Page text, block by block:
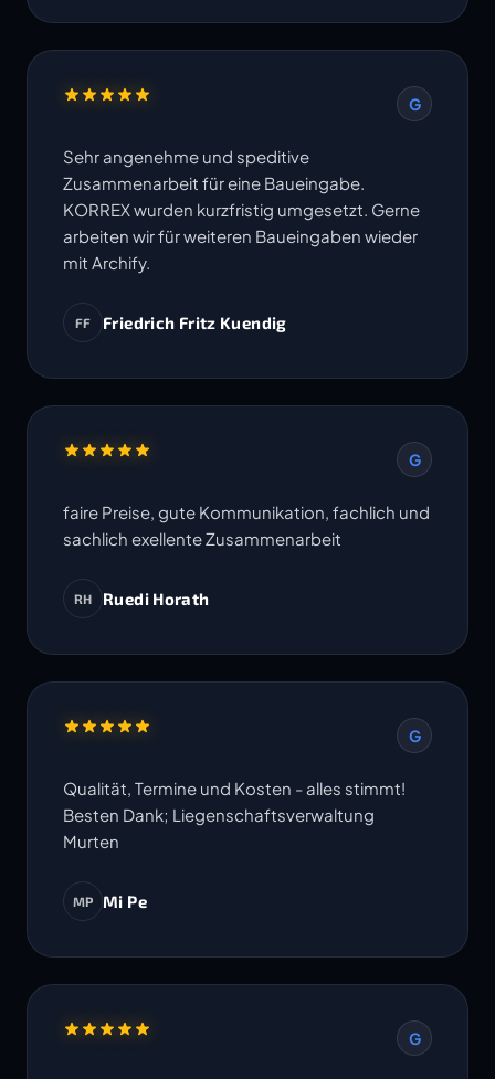
G
Sehr angenehme und speditive
Zusammenarbeit für eine Baueingabe.
KORREX wurden kurzfristig umgesetzt. Gerne
arbeiten wir für weiteren Baueingaben wieder
mit Archify.
FF Friedrich Fritz Kuendig
G
faire Preise, gute Kommunikation, fachlich und
sachlich exellente Zusammenarbeit
RH Ruedi Horath
G
Qualität, Termine und Kosten - alles stimmt!
Besten Dank; Liegenschaftsverwaltung
Murten
MP Mi Pe
G